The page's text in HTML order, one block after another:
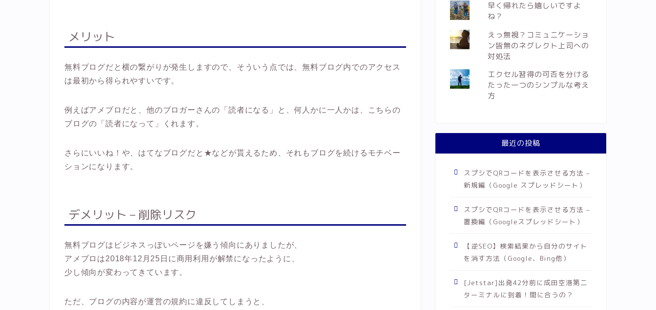
メリット
無料ブログだと横の繋がりが発生しますので、そういう点では、無料ブログ内でのアクセス
は最初から得られやすいです。
例えばアメブロだと、他のブロガーさんの「読者になる」と、何人かに一人かは、こちらの
ブログの「読者になって」くれます。
さらにいいね！や、はてなブログだと★などが貰えるため、それもブログを続けるモチベー
ションになります。
デメリット – 削除リスク
無料ブログはビジネスっぽいページを嫌う傾向にありましたが、
アメブロは2018年12月25日に商用利用が解禁になったように、
少し傾向が変わってきています。
ただ、ブログの内容が運営の規約に違反してしまうと、
早く帰れたら嬉しいですよ
ね？
えっ無視？コミュニケーショ
ン皆無のネグレクト上司への
対処法
エクセル習得の可否を分ける
たった一つのシンプルな考え
方
最近の投稿
スプシでQRコードを表示させる方法 –
新規編（Google スプレッドシート）
スプシでQRコードを表示させる方法 –
置換編（Googleスプレッドシート）
【逆SEO】検索結果から自分のサイト
を消す方法（Google、Bing他）
[Jetstar]出発42分前に成田空港第二
ターミナルに到着！間に合うの？